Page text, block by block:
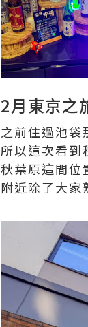
2月東京之
之前住過池
所以這次看到
秋葉原這間位
附近除了大家